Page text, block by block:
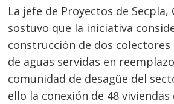
La jefe de Proyectos de Secpla,
sostuvo que la iniciativa
construcción de dos colectores
de aguas servidas en
comunidad de desagüe del
ello la conexión de 48